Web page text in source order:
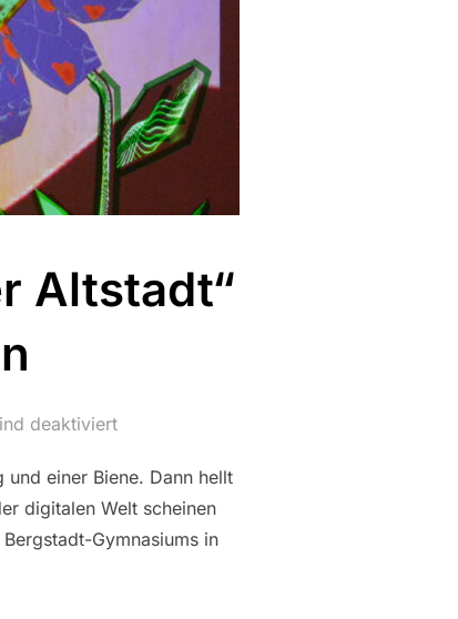
Altstadt“
deaktiviert
einer Biene. Dann hellt
digitalen Welt scheinen
Gymnasiums in